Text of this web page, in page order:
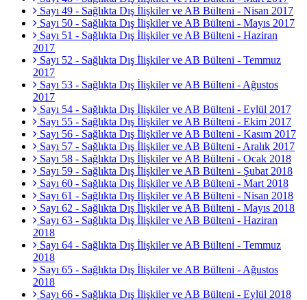
Sayı 49 - Sağlıkta Dış İlişkiler ve AB Bülteni - Nisan 2017
Sayı 50 - Sağlıkta Dış İlişkiler ve AB Bülteni - Mayıs 2017
Sayı 51 - Sağlıkta Dış İlişkiler ve AB Bülteni - Haziran
2017
Sayı 52 - Sağlıkta Dış İlişkiler ve AB Bülteni - Temmuz
2017
Sayı 53 - Sağlıkta Dış İlişkiler ve AB Bülteni - Ağustos
2017
Sayı 54 - Sağlıkta Dış İlişkiler ve AB Bülteni - Eylül 2017
Sayı 55 - Sağlıkta Dış İlişkiler ve AB Bülteni - Ekim 2017
Sayı 56 - Sağlıkta Dış İlişkiler ve AB Bülteni - Kasım 2017
Sayı 57 - Sağlıkta Dış İlişkiler ve AB Bülteni - Aralık 2017
Sayı 58 - Sağlıkta Dış İlişkiler ve AB Bülteni - Ocak 2018
Sayı 59 - Sağlıkta Dış İlişkiler ve AB Bülteni - Şubat 2018
Sayı 60 - Sağlıkta Dış İlişkiler ve AB Bülteni - Mart 2018
Sayı 61 - Sağlıkta Dış İlişkiler ve AB Bülteni - Nisan 2018
Sayı 62 - Sağlıkta Dış İlişkiler ve AB Bülteni - Mayıs 2018
Sayı 63 - Sağlıkta Dış İlişkiler ve AB Bülteni - Haziran
2018
Sayı 64 - Sağlıkta Dış İlişkiler ve AB Bülteni - Temmuz
2018
Sayı 65 - Sağlıkta Dış İlişkiler ve AB Bülteni - Ağustos
2018
Sayı 66 - Sağlıkta Dış İlişkiler ve AB Bülteni - Eylül 2018